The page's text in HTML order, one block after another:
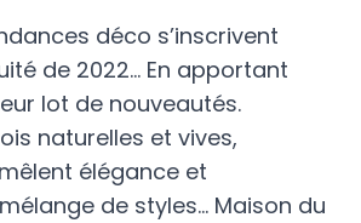
déco s’inscrivent
de 2022… En apportant
lot de nouveautés.
naturelles et vives,
élégance et
de styles… Maison du